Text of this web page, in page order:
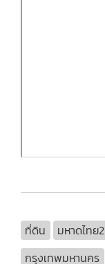
ที่ดิน มหาดไทย2
กรุงเทพมหานคร